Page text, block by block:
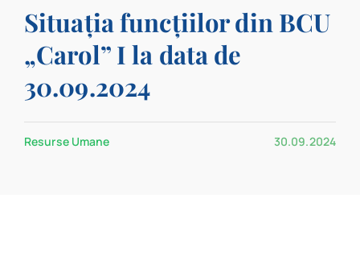
Despre noi
Servicii
Situația funcțiilor din BCU
„Carol” I la data de
30.09.2024
Resurse Umane 30.09.2024